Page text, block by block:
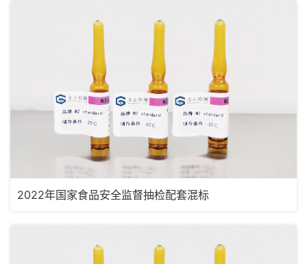
2022年国家食品安全监督抽检配套混标